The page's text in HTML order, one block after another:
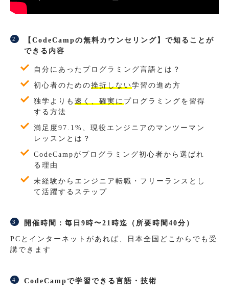
【CodeCampの無料カウンセリング】で知ることが
できる内容
自分にあったプログラミング言語とは？
初心者のための挫折しない学習の進め方
独学よりも 速く、確実に プログラミングを習得
する方法
満足度97.1%、現役エンジニアのマンツーマン
レッスンとは？
CodeCampがプログラミング初心者から選ばれ
る理由
未経験からエンジニア転職・フリーランスとし
て活躍するステップ
開催時間：毎日9時〜21時迄（所要時間40分）
PCとインターネットがあれば、日本全国どこからでも受
講できます
CodeCampで学習できる言語・技術